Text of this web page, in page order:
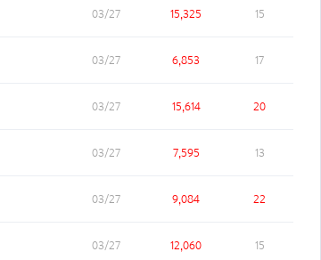
03/27 15,325 15
03/27 6,853 17
03/27 15,614 20
03/27 7,595 13
03/27 9,084 22
03/27 12,060 15